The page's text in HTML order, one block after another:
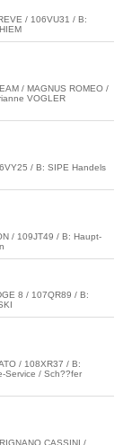
/ 106VU31 / B:
/ MAGNUS ROMEO /
VOGLER
/ B: SIPE Handels
/ 109JT49 / B: Haupt-
8 / 107QR89 / B:
/ 108XR37 / B:
Service / Sch??fer